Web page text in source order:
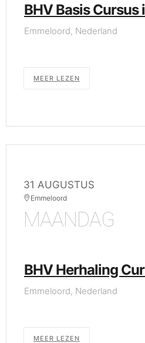
BHV Basis Cursus
Emmeloord, Nederland
MEER LEZEN
31 AUGUSTUS
Emmeloord
MAANDAG
BHV Herhaling
Emmeloord, Nederland
MEER LEZEN